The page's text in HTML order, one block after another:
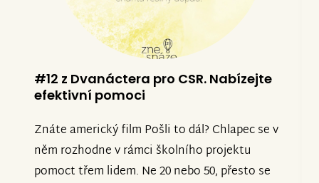
#12 z Dvanáctera pro CSR. Nabízejte
efektivní pomoci
Znáte americký film Pošli to dál? Chlapec se v
něm rozhodne v rámci školního projektu
pomoct třem lidem. Ne 20 nebo 50, přesto se